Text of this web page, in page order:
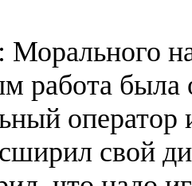
: Морального
работа
оператор
свой